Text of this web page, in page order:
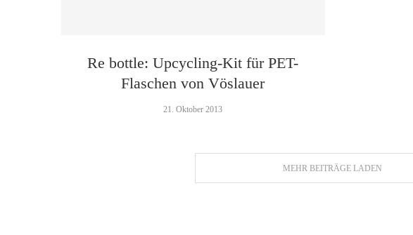
Re bottle: Upcycling-Kit für PET-
Flaschen von Vöslauer
21. Oktober 2013
MEHR BEITRÄGE LADEN